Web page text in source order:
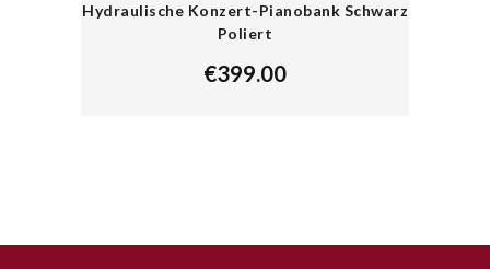
Hydraulische Konzert-Pianobank Schwarz
Poliert
€399.00